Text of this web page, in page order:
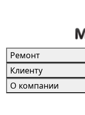
Ремонт
Клиенту
О компании